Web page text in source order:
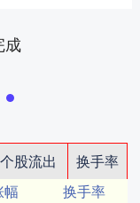
成
个股流出
换手率
幅
换手率